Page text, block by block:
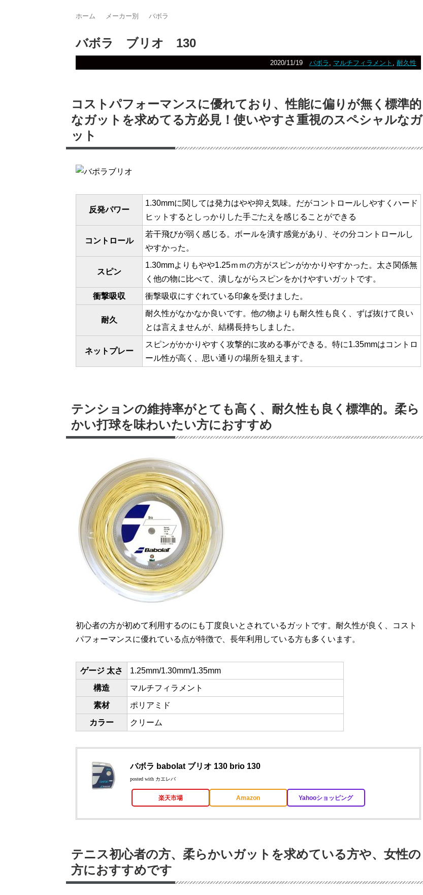
ホーム メーカー別 バボラ
バボラ ブリオ 130
2020/11/19 バボラ , マルチフィラメント , 耐久性
コストパフォーマンスに優れており、性能に偏りが無く標準的
なガットを求めてる方必見！使いやすさ重視のスペシャルなガ
ット
反発パワー
1.30mmに関しては発力はやや抑え気味。だがコントロールしやすくハード
ヒットするとしっかりした手ごたえを感じることができる
コントロール
若干飛びが弱く感じる。ボールを潰す感覚があり、その分コントロールし
やすかった。
スピン
1.30mmよりもやや1.25ｍｍの方がスピンがかかりやすかった。太さ関係無
く他の物に比べて、潰しながらスピンをかけやすいガットです。
衝撃吸収
衝撃吸収にすぐれている印象を受けました。
耐久
耐久性がなかなか良いです。他の物よりも耐久性も良く、ずば抜けて良い
とは言えませんが、結構長持ちしました。
ネットプレー
スピンがかかりやすく攻撃的に攻める事ができる。特に1.35mmはコントロ
ール性が高く、思い通りの場所を狙えます。
テンションの維持率がとても高く、耐久性も良く標準的。柔ら
かい打球を味わいたい方におすすめ
初心者の方が初めて利用するのにも丁度良いとされているガットです。耐久性が良く、コスト
パフォーマンスに優れている点が特徴で、長年利用している方も多くいます。
ゲージ 太さ
1.25mm/1.30mm/1.35mm
構造
マルチフィラメント
素材
ポリアミド
カラー
クリーム
バボラ babolat ブリオ 130 brio 130
posted with カエレバ
楽天市場 Amazon Yahooショッピング
テニス初心者の方、柔らかいガットを求めている方や、女性の
方におすすめです